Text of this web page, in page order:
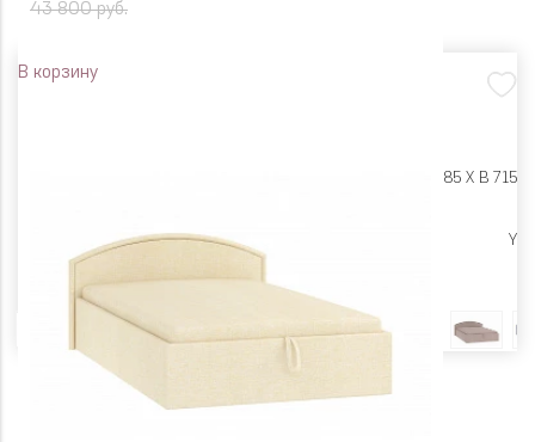
43 800 руб.
В корзину
Ш 1575 X Г 2085 X В 715
Цена снижена Y